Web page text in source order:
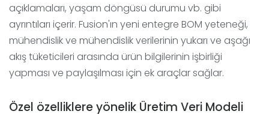
açıklamaları, yaşam döngüsü durumu vb. gibi
ayrıntıları içerir. Fusion'ın yeni entegre BOM yeteneği,
mühendislik ve mühendislik verilerinin yukarı ve aşağı
akış tüketicileri arasında ürün bilgilerinin işbirliği
yapması ve paylaşılması için ek araçlar sağlar.
Özel özelliklere yönelik Üretim Veri Modeli